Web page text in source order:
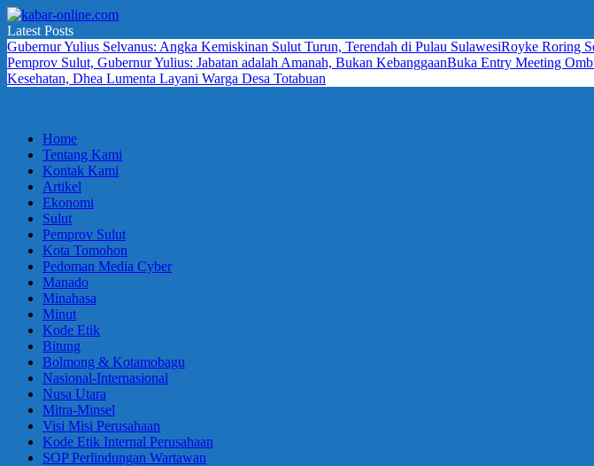
Skip
to
content
kabar-
online.com
terpercaya
dalam
mengabarkan
Latest Posts
Gubernur Yulius Selvanus: Angka Kemiskinan Sulut Turun, Terendah di Pulau SulawesiRoyke Roring
Pemprov Sulut, Gubernur Yulius: Jabatan adalah Amanah, Bukan KebanggaanBuka Entry Meeting
Kesehatan, Dhea Lumenta Layani Warga Desa Totabuan
Home
Tentang Kami
Kontak Kami
Artikel
Ekonomi
Sulut
Pemprov Sulut
Kota Tomohon
Pedoman Media Cyber
Manado
Minahasa
Minut
Kode Etik
Bitung
Bolmong & Kotamobagu
Nasional-Internasional
Nusa Utara
Mitra-Minsel
Visi Misi Perusahaan
Kode Etik Internal Perusahaan
SOP Perlindungan Wartawan